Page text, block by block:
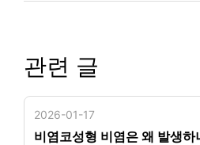
관련 글
2026-01-17
비염코성형 비염은 왜 발생하